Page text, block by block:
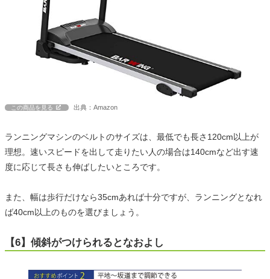
この商品を見る 出典：Amazon
ランニングマシンのベルトのサイズは、最低でも長さ120cm以上が
理想。速いスピードを出して走りたい人の場合は140cmなど出す速
度に応じて長さも伸ばしたいところです。
また、幅は歩行だけなら35cmあれば十分ですが、ランニングとなれ
ば40cm以上のものを選びましょう。
【6】傾斜がつけられるとなおよし